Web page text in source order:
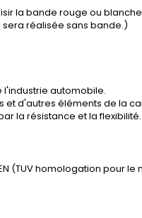
la bande rouge ou
réalisée sans bande.)
automobile.
et d'autres éléments de la
la résistance et la flexibilité.
(TUV homologation pour